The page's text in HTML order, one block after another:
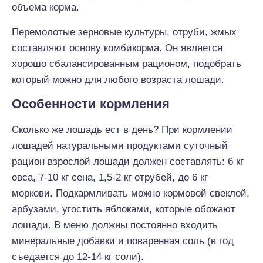
объема корма.
Перемолотые зерновые культуры, отруби, жмых
составляют основу комбикорма. Он является
хорошо сбалансированным рационом, подобрать
который можно для любого возраста лошади.
Особенности кормления
Сколько же лошадь ест в день? При кормлении
лошадей натуральными продуктами суточный
рацион взрослой лошади должен составлять: 6 кг
овса, 7-10 кг сена, 1,5-2 кг отрубей, до 6 кг
моркови. Подкармливать можно кормовой свеклой,
арбузами, угостить яблоками, которые обожают
лошади. В меню должны постоянно входить
минеральные добавки и поваренная соль (в год
съедается до 12-14 кг соли).